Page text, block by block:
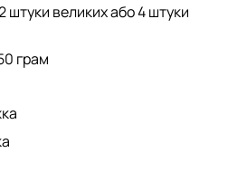
великих або 4 штуки
грам